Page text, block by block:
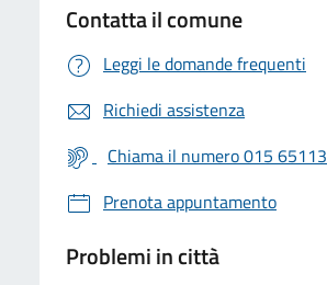
Contatta il comune
Leggi le domande frequenti
Richiedi assistenza
Chiama il numero 015 65113
Prenota appuntamento
Problemi in città